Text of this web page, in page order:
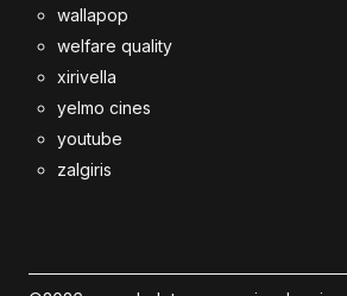
wallapop
welfare quality
xirivella
yelmo cines
youtube
zalgiris